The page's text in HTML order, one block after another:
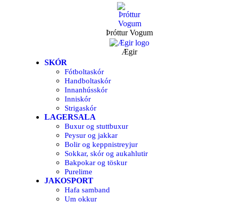
Þróttur Vogum
Ægir
SKÓR
Fótboltaskór
Handboltaskór
Innanhússkór
Inniskór
Strigaskór
LAGERSALA
Buxur og stuttbuxur
Peysur og jakkar
Bolir og keppnistreyjur
Sokkar, skór og aukahlutir
Bakpokar og töskur
Purelime
JAKOSPORT
Hafa samband
Um okkur